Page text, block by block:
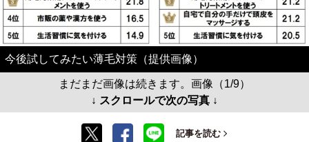
今後試してみたい薄毛対策（提供画像）
まだまだ画像は続きます。画像（1/9）
↓ スクロールで次の写真 ↓
記事を読む